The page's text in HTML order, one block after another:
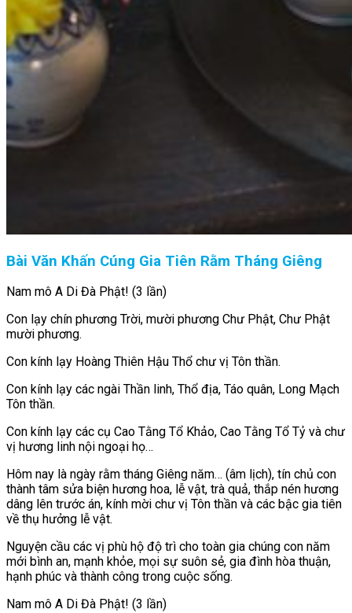
Bài Văn Khấn Cúng Gia Tiên Rằm Tháng Giêng
Nam mô A Di Đà Phật! (3 lần)
Con lạy chín phương Trời, mười phương Chư Phật, Chư Phật
mười phương.
Con kính lạy Hoàng Thiên Hậu Thổ chư vị Tôn thần.
Con kính lạy các ngài Thần linh, Thổ địa, Táo quân, Long Mạch
Tôn thần.
Con kính lạy các cụ Cao Tằng Tổ Khảo, Cao Tằng Tổ Tỷ và chư
vị hương linh nội ngoại họ…
Hôm nay là ngày rằm tháng Giêng năm… (âm lịch), tín chủ con
thành tâm sửa biện hương hoa, lễ vật, trà quả, thắp nén hương
dâng lên trước án, kính mời chư vị Tôn thần và các bậc gia tiên
về thụ hưởng lễ vật.
Nguyện cầu các vị phù hộ độ trì cho toàn gia chúng con năm
mới bình an, mạnh khỏe, mọi sự suôn sẻ, gia đình hòa thuận,
hạnh phúc và thành công trong cuộc sống.
Nam mô A Di Đà Phật! (3 lần)